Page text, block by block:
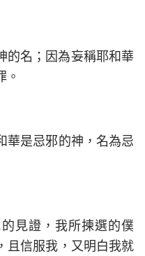
名；因為妄稱耶和華
。
華是忌邪的神，名為忌
見證，我所揀選的僕
且信服我，又明白我就